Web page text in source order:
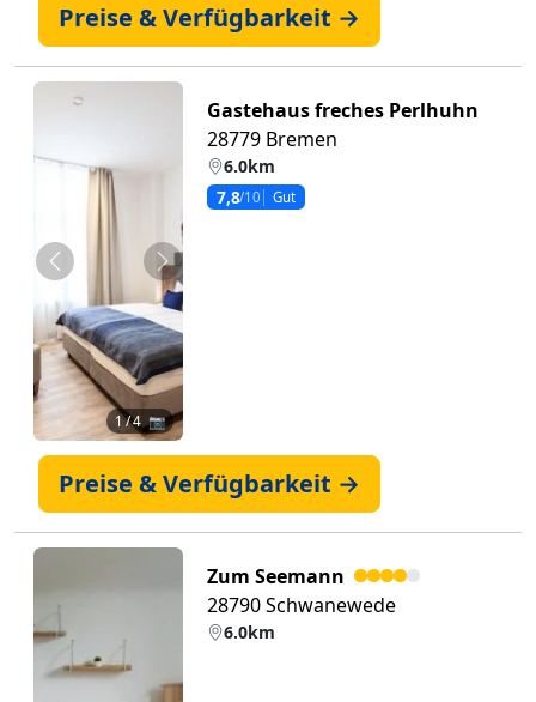
Preise & Verfügbarkeit →
Zurück Weiter
1/ 4 📷
Gastehaus freches Perlhuhn
28779 Bremen
6.0km
7,8/10 Gut
Preise & Verfügbarkeit →
Zum Seemann
28790 Schwanewede
6.0km